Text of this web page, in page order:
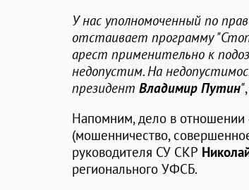
У нас уполномоченный по
отстаивает программу
арест применительно к
недопустим. На
президент Владимир Путин"
Напомним, дело в отношении
(мошенничество,
руководителя СУ СКР
регионального УФСБ.